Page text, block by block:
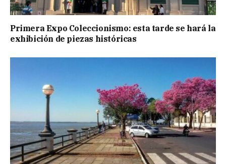
Primera Expo Coleccionismo: esta tarde se hará la
exhibición de piezas históricas